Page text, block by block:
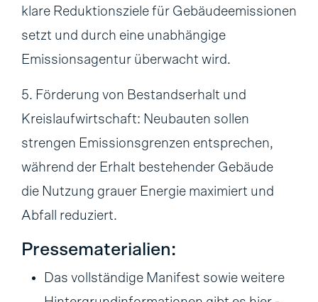
klare Reduktionsziele für Gebäudeemissionen
setzt und durch eine unabhängige
Emissionsagentur überwacht wird.
5. Förderung von Bestandserhalt und
Kreislaufwirtschaft: Neubauten sollen
strengen Emissionsgrenzen entsprechen,
während der Erhalt bestehender Gebäude
die Nutzung grauer Energie maximiert und
Abfall reduziert.
Pressematerialien:
Das vollständige Manifest sowie weitere